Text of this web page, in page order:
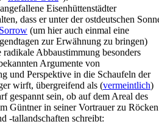
Eisenhüttenstädter
dass er unter der ostdeutschen
(um hier auch einmal eine
zur Erwähnung zu bringen)
radikale Abbaustimmung besonders
Argumente von
und Perspektive in die Schaufeln der
wirft, übergreifend als (vermeintlich)
gespannt sein, ob auf dem Areal des
Güntner in seiner Vortrauer zu Röcken
-tallandschaften schreibt: